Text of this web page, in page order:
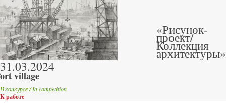
31.03.2024
village
В конкурсе / In competition
К работе
«Рисунок-
проект/
Коллекция
архитектуры»